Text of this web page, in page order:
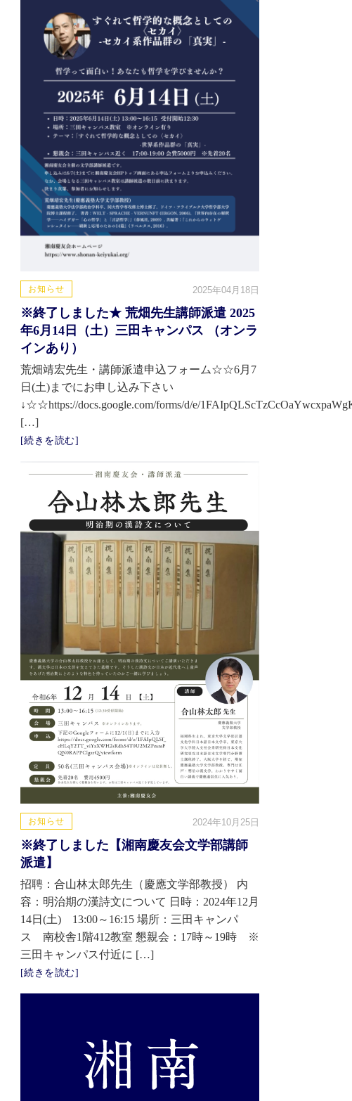
お知らせ 2025年04月18日
※終了しました★ 荒畑先生講師派遣 2025
年6月14日（土）三田キャンパス （オンラ
インあり）
荒畑靖宏先生・講師派遣申込フォーム☆☆6月7
日(土)までにお申し込み下さい
↓☆☆https://docs.google.com/forms/d/e/
[…]
[続きを読む]
お知らせ 2024年10月25日
※終了しました【湘南慶友会文学部講師
派遣】
招聘：合山林太郎先生（慶應文学部教授） 内
容：明治期の漢詩文について 日時：2024年12月
14日(土) 13:00～16:15 場所：三田キャンパ
ス 南校舎1階412教室 懇親会：17時～19時 ※
三田キャンパス付近に […]
[続きを読む]